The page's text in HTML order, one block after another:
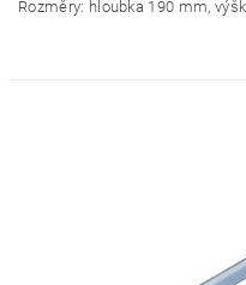
Rozměry: hloubka 190 mm,